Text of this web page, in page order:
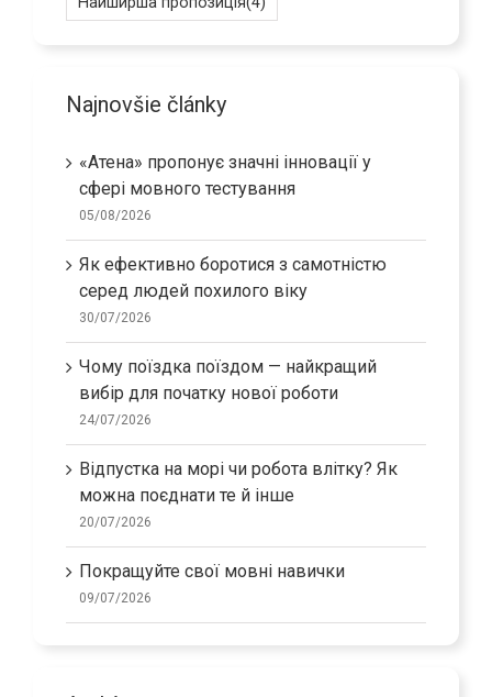
Найширша пропозиція(4)
Najnovšie články
«Атена» пропонує значні інновації у
сфері мовного тестування
Як ефективно боротися з самотністю
серед людей похилого віку
Чому поїздка поїздом — найкращий
вибір для початку нової роботи
Відпустка на морі чи робота влітку? Як
можна поєднати те й інше
Покращуйте свої мовні навички